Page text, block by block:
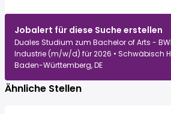
Jobalert für diese Suche erstellen
Duales Studium zum Bachelor of Arts -
Industrie (m/w/d) für 2026 • Schwäbisch
Baden-Württemberg, DE
Ähnliche Stellen